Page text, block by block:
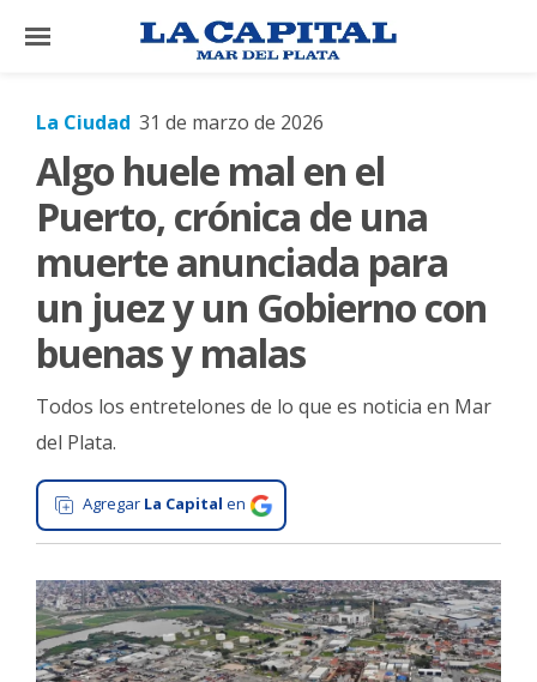
×
El
País
Mundo
La
Zona
Tecnología
Gastronomía
Salud
General
La
Ciudad
La Ciudad 31 de marzo de 2026
Algo huele mal en el
Puerto, crónica de una
muerte anunciada para
un juez y un Gobierno con
buenas y malas
Todos los entretelones de lo que es noticia en Mar
del Plata.
Agregar La Capital en